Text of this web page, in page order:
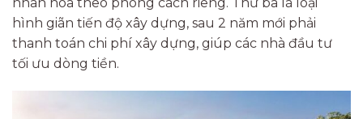
nhân hóa theo phong cách riêng. Thứ ba là loại
hình giãn tiến độ xây dựng, sau 2 năm mới phải
thanh toán chi phí xây dựng, giúp các nhà đầu tư
tối ưu dòng tiền.